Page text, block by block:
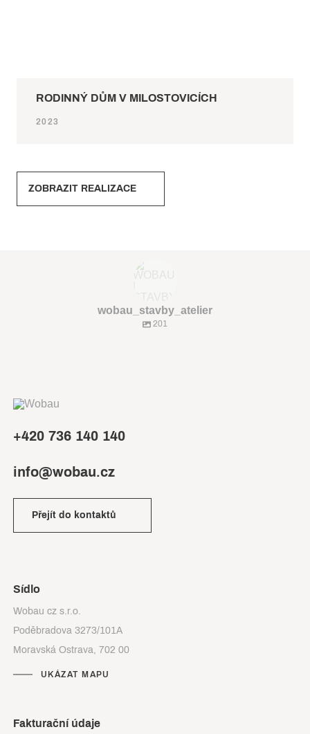
RODINNÝ DŮM V MILOSTOVICÍCH
2023
ZOBRAZIT REALIZACE
wobau_stavby_atelier
201
+420 736 140 140
info@wobau.cz
Přejít do kontaktů
Sídlo
Wobau cz s.r.o.
Poděbradova 3273/101A
Moravská Ostrava, 702 00
UKÁZAT MAPU
Fakturační údaje